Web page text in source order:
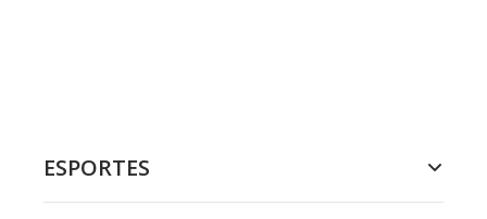
ESPORTES